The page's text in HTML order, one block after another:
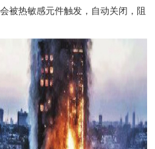
被热敏感元件触发，自动关闭，阻